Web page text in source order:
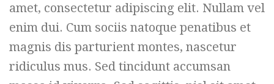
amet, consectetur adipiscing elit. Nullam vel
enim dui. Cum sociis natoque penatibus et
magnis dis parturient montes, nascetur
ridiculus mus. Sed tincidunt accumsan